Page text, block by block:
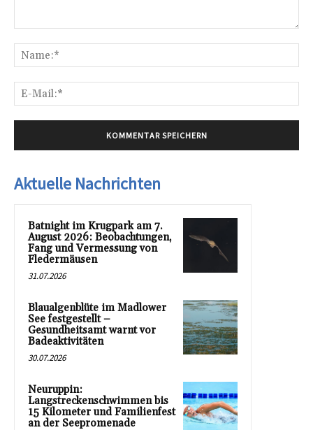
Aktuelle Nachrichten
Batnight im Krugpark am 7.
August 2026: Beobachtungen,
Fang und Vermessung von
Fledermäusen
31.07.2026
Blaualgenblüte im Madlower
See festgestellt –
Gesundheitsamt warnt vor
Badeaktivitäten
30.07.2026
Neuruppin:
Langstreckenschwimmen bis
15 Kilometer und Familienfest
an der Seepromenade